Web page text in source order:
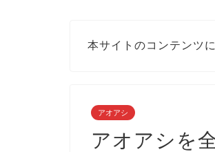
本サイトのコンテンツ
アオアシ
アオアシを